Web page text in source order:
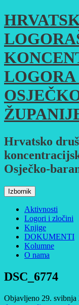
Skoči
do
sadržaja
Hrvatsko
Osječko-
Izbornik
Aktivnosti
Logori i zločini
Knjige
DOKUMENTI
Kolumne
O nama
DSC_6774
Objavljeno 29. svibnja